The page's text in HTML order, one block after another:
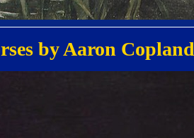
by Aaron Copland